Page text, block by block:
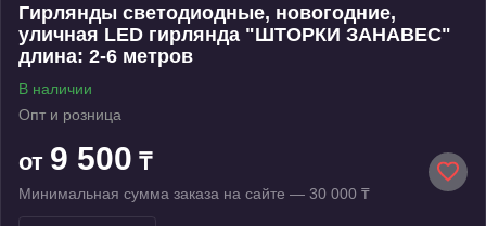
Гирлянды светодиодные, новогодние,
уличная LED гирлянда "ШТОРКИ ЗАНАВЕС"
длина: 2-6 метров
В наличии
Опт и розница
от 9 500 ₸
Минимальная сумма заказа на сайте — 30 000 ₸